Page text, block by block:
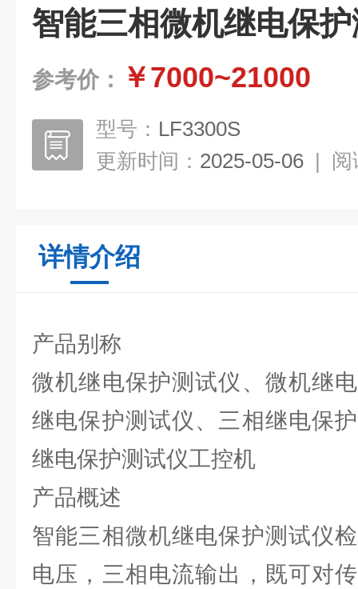
智能三相微机继电保
参考价： ￥7000~21000
型号： LF3300S
更新时间： 2025-05-06 | 阅
详情介绍
产品别称
微机继电保护测试仪、微机继
继电保护测试仪、三相继电保
继电保护测试仪工控机
产品概述
智能三相微机继电保护测试仪
电压，三相电流输出，既可对